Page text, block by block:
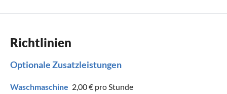
Richtlinien
Optionale Zusatzleistungen
Waschmaschine 2,00 € pro Stunde